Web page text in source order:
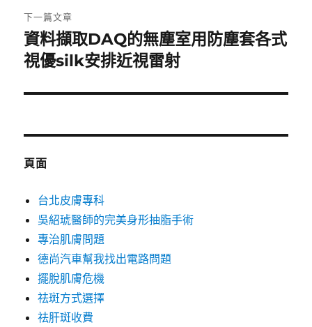
章:
下一篇文章
下
一
文
資料擷取DAQ的無塵室用防塵套各式
視優silk安排近視雷射
頁面
台北皮膚專科
吳紹琥醫師的完美身形抽脂手術
專治肌膚問題
德尚汽車幫我找出電路問題
擺脫肌膚危機
祛斑方式選擇
祛肝斑收費